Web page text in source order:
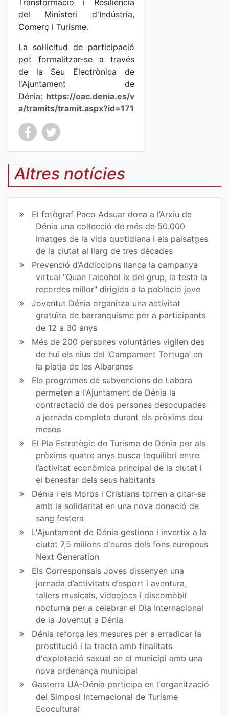
Transformació i Resiliència
del Ministeri d'Indústria,
Comerç i Turisme.
La sol·licitud de participació
pot formalitzar-se a través
de la Seu Electrònica de
l'Ajuntament de
Dénia: https://oac.denia.es/v
a/tramits/tramit.aspx?id=171
Co
mp
art
ir
en
Fa
ce
bo
ok
Co
mp
art
ir
en
Tw
itt
er
Altres notícies
El fotògraf Paco Adsuar dona a l’Arxiu de
Dénia una col·lecció de més de 50.000
imatges de la vida quotidiana i els paisatges
de la ciutat al llarg de tres dècades
Prevenció d’Addiccions llança la campanya
virtual "Quan l'alcohol ix del grup, la festa la
recordes millor" dirigida a la població jove
Joventut Dénia organitza una activitat
gratuïta de barranquisme per a participants
de 12 a 30 anys
Més de 200 persones voluntàries vigilen des
de hui els nius del ‘Campament Tortuga’ en
la platja de les Albaranes
Els programes de subvencions de Labora
permeten a l'Ajuntament de Dénia la
contractació de dos persones desocupades
a jornada completa durant els pròxims deu
mesos
El Pla Estratègic de Turisme de Dénia per als
pròxims quatre anys busca l’equilibri entre
l’activitat econòmica principal de la ciutat i
el benestar dels seus habitants
Dénia i els Moros i Cristians tornen a citar-se
amb la solidaritat en una nova donació de
sang festera
L'Ajuntament de Dénia gestiona i invertix a la
ciutat 7,5 milions d'euros dels fons europeus
Next Generation
Els Corresponsals Joves dissenyen una
jornada d’activitats d’esport i aventura,
tallers musicals, videojocs i discomòbil
nocturna per a celebrar el Dia Internacional
de la Joventut a Dénia
Dénia reforça les mesures per a erradicar la
prostitució i la tracta amb finalitats
d'explotació sexual en el municipi amb una
nova ordenança municipal
Gasterra UA-Dénia participa en l'organització
del Simposi Internacional de Turisme
Ecocultural